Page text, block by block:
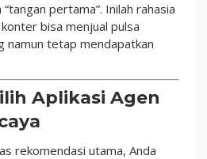
pertama”. Inilah rahasia
bisa menjual pulsa
namun tetap mendapatkan
Aplikasi Agen
rekomendasi utama, Anda